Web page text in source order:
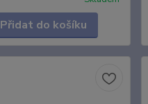
Přidat do košíku